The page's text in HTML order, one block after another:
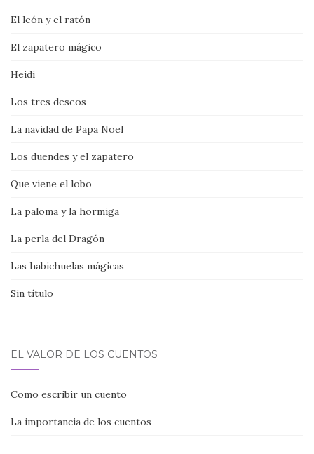
El león y el ratón
El zapatero mágico
Heidi
Los tres deseos
La navidad de Papa Noel
Los duendes y el zapatero
Que viene el lobo
La paloma y la hormiga
La perla del Dragón
Las habichuelas mágicas
Sin título
EL VALOR DE LOS CUENTOS
Como escribir un cuento
La importancia de los cuentos